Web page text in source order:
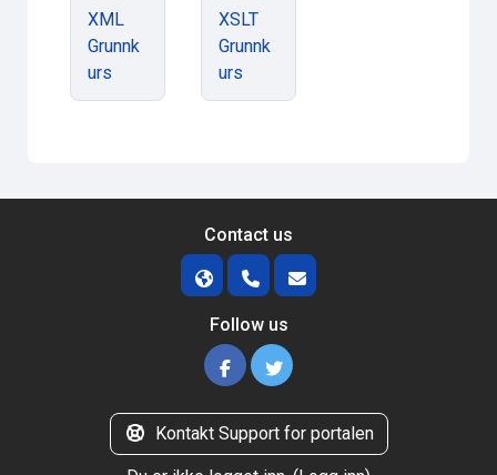
XML
Grunnk
urs
XSLT
Grunnk
urs
Contact us
Follow us
Kontakt Support for portalen